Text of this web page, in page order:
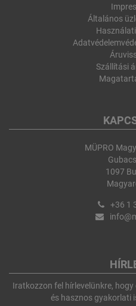
Általános
Szállítási
MÜPRO
1097
+36 1
Iratkozzon fel hírlevelünkre,
és hasznos gyakorlati